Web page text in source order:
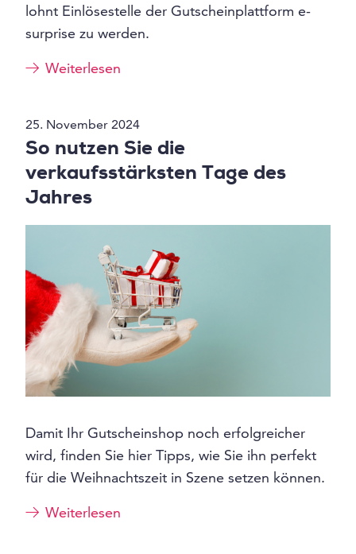
lohnt Einlösestelle der Gutscheinplattform e-
surprise zu werden.
Weiterlesen
25. November 2024
So nutzen Sie die
verkaufsstärksten Tage des
Jahres
Damit Ihr Gutscheinshop noch erfolgreicher
wird, finden Sie hier Tipps, wie Sie ihn perfekt
für die Weihnachtszeit in Szene setzen können.
Weiterlesen